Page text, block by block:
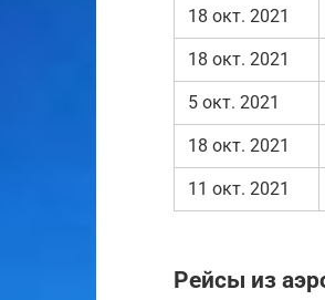
18 окт. 2021
18 окт. 2021
5 окт. 2021
18 окт. 2021
11 окт. 2021
Рейсы из